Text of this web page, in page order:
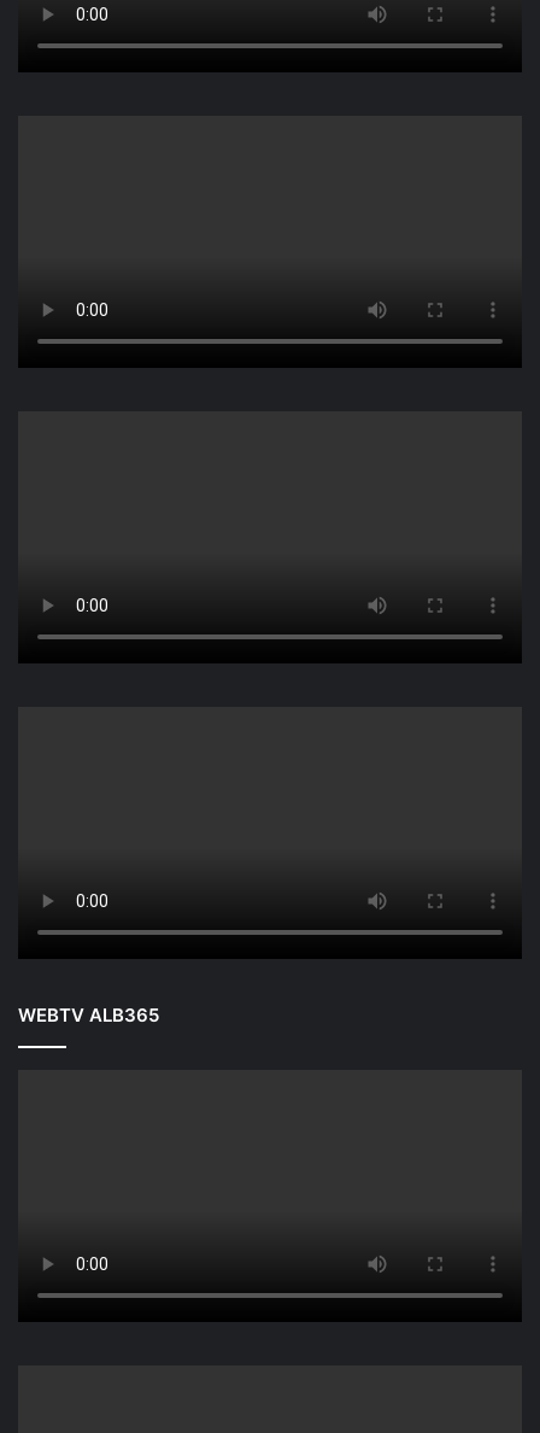
WEBTV ALB365